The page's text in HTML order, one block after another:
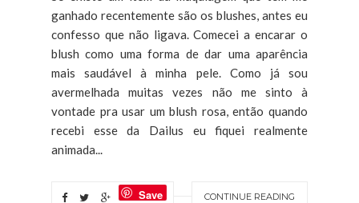
ganhado recentemente são os blushes, antes eu
confesso que não ligava. Comecei a encarar o
blush como uma forma de dar uma aparência
mais saudável à minha pele. Como já sou
avermelhada muitas vezes não me sinto à
vontade pra usar um blush rosa, então quando
recebi esse da Dailus eu fiquei realmente
animada...
CONTINUE READING
Save